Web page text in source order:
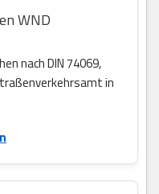
WND
nach DIN 74069,
in